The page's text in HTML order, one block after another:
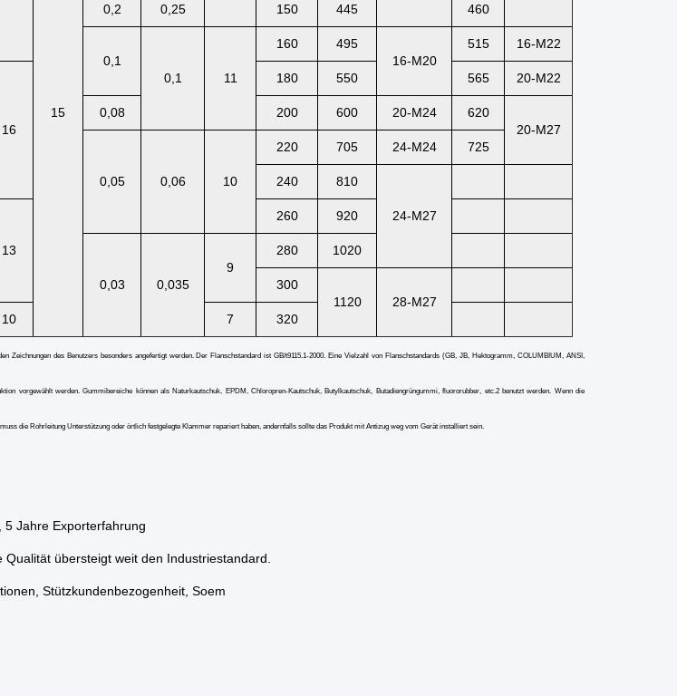
15
0,2 0,25 150 445 460
0,1
0,1
11
160
495
16-M20
515 16-M22
16
180 550 565 20-M22
0,08 200 600 20-M24
620
20-M27
0,05 0,06 10
220 705 24-M24 725
240 810
24-M27
13
260 920
0,03 0,035
9
280 1020
300
1120
28-M27
10 7 320
Zeichnungen des Benutzers besonders angefertigt werden. Der Flanschstandard ist GB/t9115.1-2000. Eine Vielzahl von Flanschstandards (GB, JB, Hektogramm, COLUMBIUM, ANSI,
vorgewählt werden. Gummibereiche können als Naturkautschuk, EPDM, Chloropren-Kautschuk, Butylkautschuk, Butadiengrüngummi, fluororubber, etc.2 benutzt werden. Wenn die
die Rohrleitung Unterstützung oder örtlich festgelegte Klammer repariert haben, andernfalls sollte das Produkt mit Antizug weg vom Gerät installiert sein.
Jahre Exporterfahrung
übersteigt weit den Industriestandard.
Stützkundenbezogenheit, Soem